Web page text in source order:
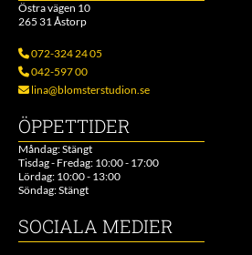
Östra vägen 10
265 31 Åstorp
072-324 24 05
042-597 00
 lina@blomsterstudion.se
ÖPPETTIDER
Måndag: Stängt
Tisdag - Fredag: 10:00 - 17:00
Lördag: 10:00 - 13:00
Söndag: Stängt
SOCIALA MEDIER